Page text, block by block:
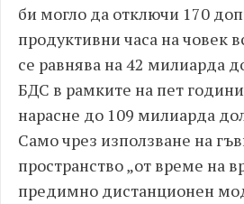
би могло да отключи 170
продуктивни часа на човек
се равнява на 42 милиарда
БДС в рамките на пет
нарасне до 109 милиарда
Само чрез използване на
пространство „от време на
предимно дистанционен